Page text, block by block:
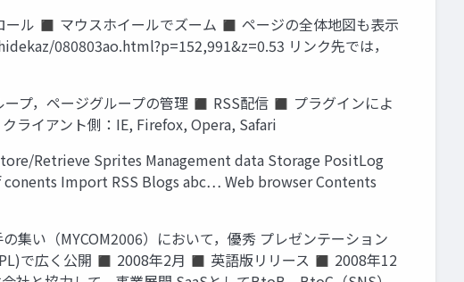
ル ◼ マウスホイールでズーム ◼ ページの全体地図も表示
080803ao.html?p=152,991&z=0.53 リンク先では，
プ，ページグループの管理 ◼ RSS配信 ◼ プラグインによ
イアント側：IE, Firefox, Opera, Safari
Retrieve Sprites Management data Storage PositLog
Import RSS Blogs abc… Web browser Contents
い（MYCOM2006）において，優秀 プレゼンテーション
で広く公開 ◼ 2008年2月 ◼ 英語版リリース ◼ 2008年12